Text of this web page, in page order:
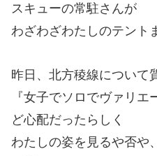
スキューの常駐さんが
わざわざわたしのテント
昨日、北方稜線について
『女子でソロでヴァリ
ど心配だったらしく
わたしの姿を見るや否や